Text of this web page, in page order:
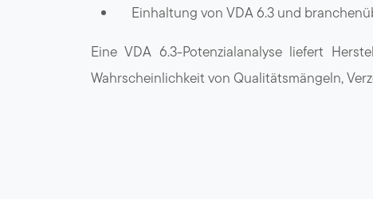
Einhaltung von VDA 6.3 und
Eine VDA 6.3-Potenzialanalyse liefert
Wahrscheinlichkeit von Qualitätsmängeln,